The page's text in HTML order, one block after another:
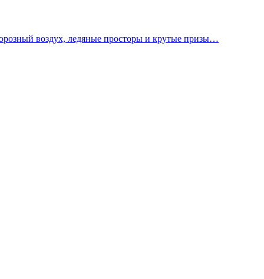
воздух, ледяные просторы и крутые призы…